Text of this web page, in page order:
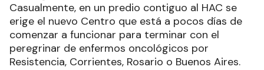
Casualmente, en un predio contiguo al HAC se
erige el nuevo Centro que está a pocos días de
comenzar a funcionar para terminar con el
peregrinar de enfermos oncológicos por
Resistencia, Corrientes, Rosario o Buenos Aires.